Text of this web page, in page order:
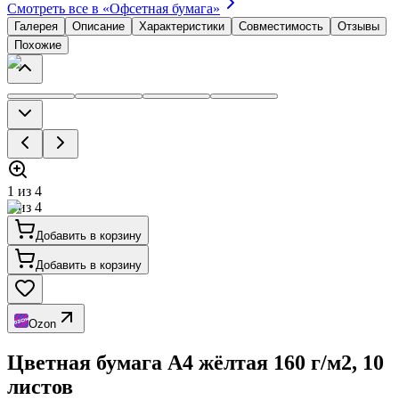
Смотреть все в «Офсетная бумага»
Галерея Описание Характеристики Совместимость
Отзывы
Похожие
1 из 4
1из 4
Добавить в корзину
Добавить в корзину
Ozon
Цветная бумага А4 жёлтая 160 г/м2, 10
листов